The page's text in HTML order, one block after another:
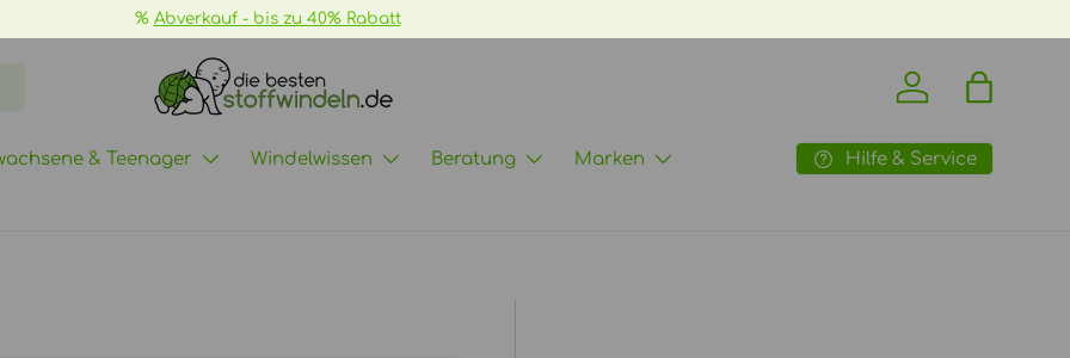
% Abverkauf - bis zu 40% Rabatt
Einloggen
& Teenager Windelwissen Beratung Marken Hilfe & Service